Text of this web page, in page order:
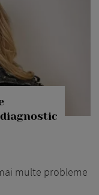
multe probleme